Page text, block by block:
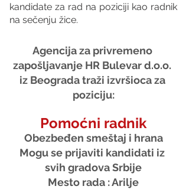
kandidate za rad na poziciji kao radnik
na sečenju žice.
Agencija za privremeno
zapošljavanje HR Bulevar d.o.o.
iz Beograda traži izvršioca za
poziciju:
Pomoćni radnik
Obezbeđen smeštaj i hrana
Mogu se prijaviti kandidati iz
svih gradova Srbije
Mesto rada : Arilje